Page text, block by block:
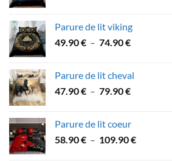
53.60 €
à
Parure de lit viking
49.90€ – 74.90€Plage
49.90 €
à
Parure de lit cheval
47.90€ – 79.90€Plage
à
Parure de lit coeur
58.90€ – 109.90€Plage